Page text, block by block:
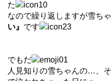
た
なので繰り返しますが雪ち
い』 です
でもだ
人見知りの雪ちゃんの…、